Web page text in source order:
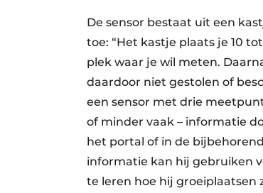
De sensor bestaat uit een
toe: “Het kastje plaats je 10
plek waar je wil meten.
daardoor niet gestolen of
een sensor met drie
of minder vaak – informatie
het portal of in de
informatie kan hij gebruiken
te leren hoe hij groeiplaatsen